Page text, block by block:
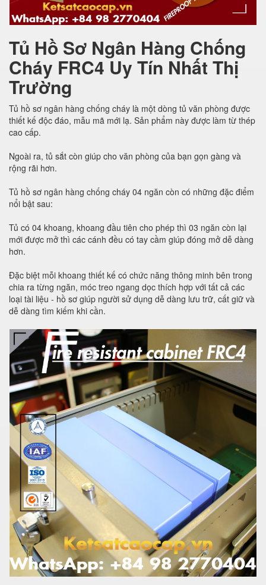
Tủ Hồ Sơ Ngân Hàng Chống
Cháy FRC4 Uy Tín Nhất Thị
Trường
Tủ hồ sơ ngân hàng chống cháy là một dòng tủ văn phòng được
thiết kế độc đáo, mẫu mã mới lạ. Sản phẩm này được làm từ thép
cao cấp.
Ngoài ra, tủ sắt còn giúp cho văn phòng của bạn gọn gàng và
rộng rãi hơn.
Tủ hồ sơ ngân hàng chống cháy 04 ngăn còn có những đặc điểm
nổi bật sau:
Tủ có 04 khoang, khoang đầu tiên cho phép thì 03 ngăn còn lại
mới được mở thì các cánh đều có tay cầm giúp đóng mở dễ dàng
hơn.
Đặc biệt mỗi khoang thiết kế có chức năng thông minh bên trong
chia ra từng ngăn, móc treo ngang dọc thích hợp với tất cả các
loại tài liệu - hồ sơ giúp người sử dụng dễ dàng lưu trữ, cất giữ và
dễ dàng tìm kiếm khi cần.